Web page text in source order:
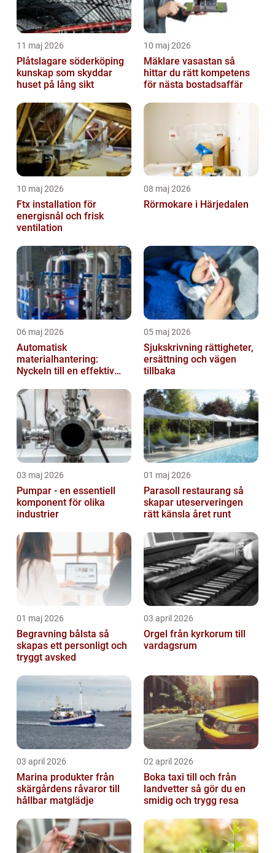
11 maj 2026
Plåtslagare söderköping
kunskap som skyddar
huset på lång sikt
10 maj 2026
Mäklare vasastan så
hittar du rätt kompetens
för nästa bostadsaffär
10 maj 2026
Ftx installation för
energisnål och frisk
ventilation
08 maj 2026
Rörmokare i Härjedalen
06 maj 2026
Automatisk
materialhantering:
Nyckeln till en effektiv
05 maj 2026
Sjukskrivning rättigheter,
ersättning och vägen
tillbaka
03 maj 2026
Pumpar - en essentiell
komponent för olika
industrier
01 maj 2026
Parasoll restaurang så
skapar uteserveringen
rätt känsla året runt
01 maj 2026
Begravning bålsta så
skapas ett personligt och
tryggt avsked
03 april 2026
Orgel från kyrkorum till
vardagsrum
03 april 2026
Marina produkter från
skärgårdens råvaror till
hållbar matglädje
02 april 2026
Boka taxi till och från
landvetter så gör du en
smidig och trygg resa